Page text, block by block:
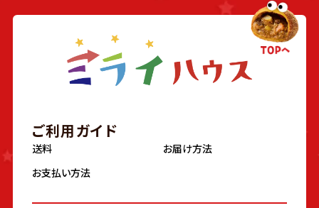
ご利用ガイド
送料
お届け方法
お支払い方法